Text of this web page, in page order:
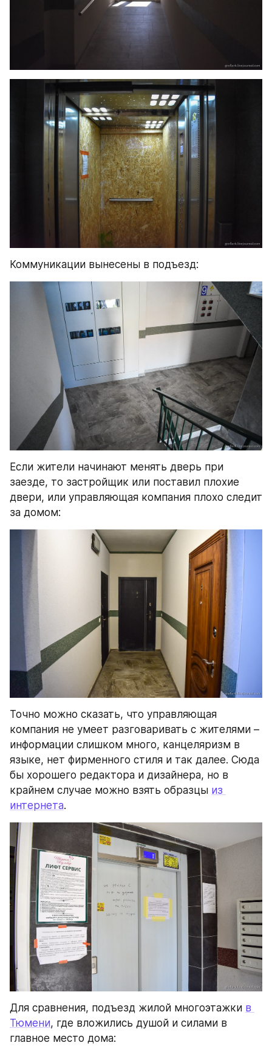
Коммуникации вынесены в подъезд:
Если жители начинают менять дверь при
заезде, то застройщик или поставил плохие
двери, или управляющая компания плохо следит
за домом:
Точно можно сказать, что управляющая
компания не умеет разговаривать с жителями –
информации слишком много, канцеляризм в
языке, нет фирменного стиля и так далее. Сюда
бы хорошего редактора и дизайнера, но в
крайнем случае можно взять образцы из
интернета.
Для сравнения, подъезд жилой многоэтажки в
Тюмени, где вложились душой и силами в
главное место дома: